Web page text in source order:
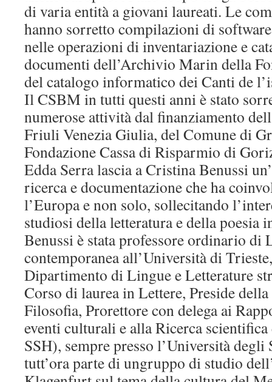
di varia entità a giovani laureati. Le
hanno sorretto compilazioni di
nelle operazioni di inventariazione e
documenti dell’Archivio Marin della
del catalogo informatico dei Canti de
Il CSBM in tutti questi anni è stato
numerose attività dal finanziamento
Friuli Venezia Giulia, del Comune di
Fondazione Cassa di Risparmio di
Edda Serra lascia a Cristina Benussi
ricerca e documentazione che ha
l’Europa e non solo, sollecitando
studiosi della letteratura e della poesia
Benussi è stata professore ordinario di
contemporanea all’Università di
Dipartimento di Lingue e Letterature
Corso di laurea in Lettere, Preside
Filosofia, Prorettore con delega ai
eventi culturali e alla Ricerca
SSH), sempre presso l’Università degli
tutt’ora parte di ungruppo di studio